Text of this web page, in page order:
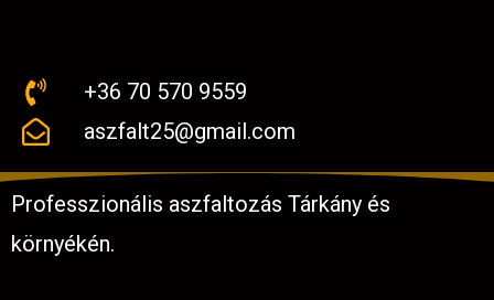
+36 70 570 9559
aszfalt25@gmail.com
Professzionális aszfaltozás Tárkány és
környékén.